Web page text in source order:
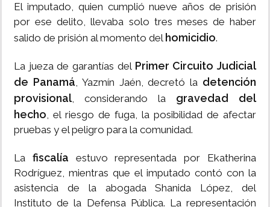
El imputado, quien cumplió nueve años de prisión
por ese delito, llevaba solo tres meses de haber
salido de prisión al momento del homicidio.
La jueza de garantías del Primer Circuito Judicial
de Panamá, Yazmín Jaén, decretó la detención
provisional, considerando la gravedad del
hecho, el riesgo de fuga, la posibilidad de afectar
pruebas y el peligro para la comunidad.
La fiscalía estuvo representada por Ekatherina
Rodríguez, mientras que el imputado contó con la
asistencia de la abogada Shanida López, del
Instituto de la Defensa Pública. La representación